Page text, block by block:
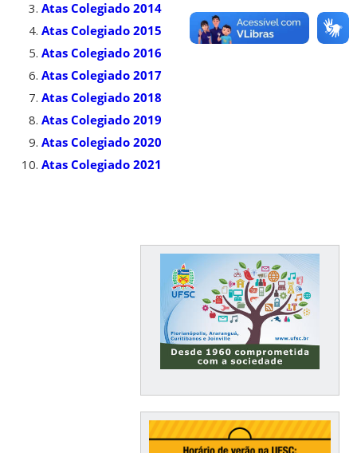
Atas Colegiado 2014
Atas Colegiado 2015
Atas Colegiado 2016
Atas Colegiado 2017
Atas Colegiado 2018
Atas Colegiado 2019
Atas Colegiado 2020
Atas Colegiado 2021